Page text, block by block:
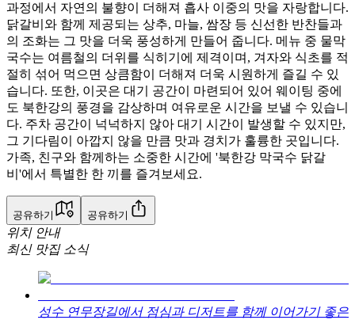
과정에서 자연의 불향이 더해져 흡사 이중의 맛을 자랑합니다.
닭갈비와 함께 제공되는 상추, 마늘, 쌈장 등 신선한 반찬들과
의 조화는 그 맛을 더욱 풍성하게 만들어 줍니다. 메뉴 중 물막
국수는 여름철의 더위를 식히기에 제격이며, 겨자와 식초를 적
절히 섞어 먹으면 상큼함이 더해져 더욱 시원하게 즐길 수 있
습니다. 또한, 이곳은 대기 공간이 마련되어 있어 웨이팅 중에
도 북한강의 풍경을 감상하며 여유로운 시간을 보낼 수 있습니
다. 주차 공간이 넉넉하지 않아 대기 시간이 발생할 수 있지만,
그 기다림이 아깝지 않을 만큼 맛과 경치가 훌륭한 곳입니다.
가족, 친구와 함께하는 소중한 시간에 '북한강 막국수 닭갈
비'에서 특별한 한 끼를 즐겨보세요.
공유하기 공유하기
위치 안내
최신 맛집 소식
성수 연무장길에서 점심과 디저트를 함께 이어가기 좋은